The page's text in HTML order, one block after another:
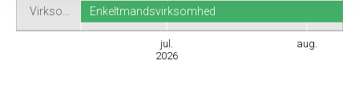
Virkso…
jul.
2026
aug.
Enkeltmandsvirksomhed